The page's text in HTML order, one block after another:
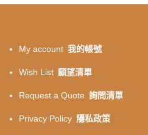
My account 我的帳號
Wish List 願望清單
Request a Quote 詢問清單
Privacy Policy 隱私政策